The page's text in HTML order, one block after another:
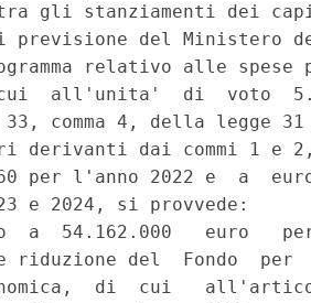
tra gli stanziamenti dei
previsione del Ministero
relativo alle
all'unita'  di  voto
comma 4, della legge
derivanti dai commi 1 e
per l'anno 2022 e  a
e 2024, si provvede:
a  54.162.000   euro
riduzione del  Fondo
di  cui